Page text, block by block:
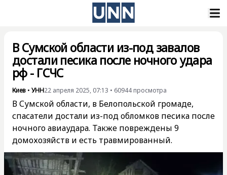
В Сумской области из-под завалов
достали песика после ночного удара
рф - ГСЧС
Киев • УНН22 апреля 2025, 07:13 • 60944 просмотра
В Сумской области, в Белопольской громаде,
спасатели достали из-под обломков песика после
ночного авиаудара. Также повреждены 9
домохозяйств и есть травмированный.